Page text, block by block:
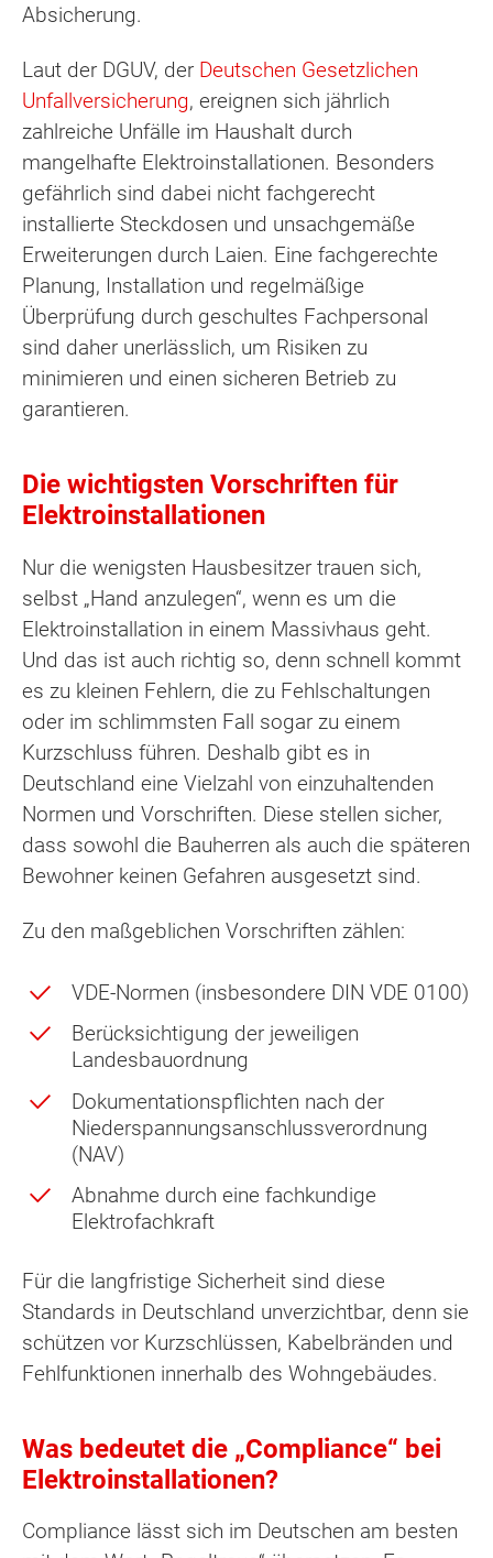
Absicherung.
Laut der DGUV, der Deutschen Gesetzlichen
Unfallversicherung, ereignen sich jährlich
zahlreiche Unfälle im Haushalt durch
mangelhafte Elektroinstallationen. Besonders
gefährlich sind dabei nicht fachgerecht
installierte Steckdosen und unsachgemäße
Erweiterungen durch Laien. Eine fachgerechte
Planung, Installation und regelmäßige
Überprüfung durch geschultes Fachpersonal
sind daher unerlässlich, um Risiken zu
minimieren und einen sicheren Betrieb zu
garantieren.
Die wichtigsten Vorschriften für
Elektroinstallationen
Nur die wenigsten Hausbesitzer trauen sich,
selbst „Hand anzulegen“, wenn es um die
Elektroinstallation in einem Massivhaus geht.
Und das ist auch richtig so, denn schnell kommt
es zu kleinen Fehlern, die zu Fehlschaltungen
oder im schlimmsten Fall sogar zu einem
Kurzschluss führen. Deshalb gibt es in
Deutschland eine Vielzahl von einzuhaltenden
Normen und Vorschriften. Diese stellen sicher,
dass sowohl die Bauherren als auch die späteren
Bewohner keinen Gefahren ausgesetzt sind.
Zu den maßgeblichen Vorschriften zählen:
VDE-Normen (insbesondere DIN VDE 0100)
Berücksichtigung der jeweiligen
Landesbauordnung
Dokumentationspflichten nach der
Niederspannungsanschlussverordnung
(NAV)
Abnahme durch eine fachkundige
Elektrofachkraft
Für die langfristige Sicherheit sind diese
Standards in Deutschland unverzichtbar, denn sie
schützen vor Kurzschlüssen, Kabelbränden und
Fehlfunktionen innerhalb des Wohngebäudes.
Was bedeutet die „Compliance“ bei
Elektroinstallationen?
Compliance lässt sich im Deutschen am besten